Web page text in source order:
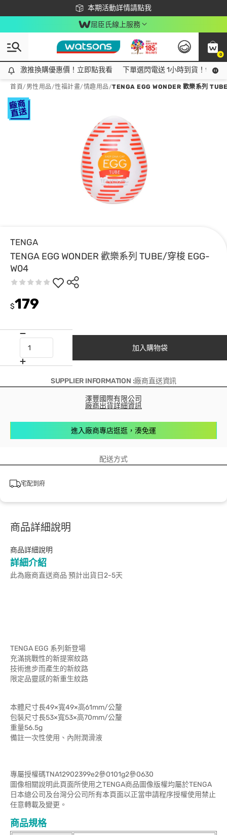
本期活動詳情請點我
下載app最高回饋$350
屈臣氏線上服務
0
激推換購優惠價！立即點我看
激推換購優惠價！立即點我看 下單選閃電送 1小時到貨！領神
首頁/ 男性用品/性福計畫/情趣用品/TENGA EGG WONDER 歡樂系列
TENGA
TENGA EGG WONDER 歡樂系列 TUBE/穿梭 EGG-
W04
$179
加入購物袋
SUPPLIER INFORMATION :廠商直送資訊
澤豐國際有限公司
廠商出貨詳細資訊
進入廠商專店逛逛，湊免運
配送方式
宅配到府
商品詳細說明
商品詳細說明
詳細介紹
此為廠商直送商品 預計出貨日2-5天
TENGA EGG 系列新登場
充滿挑戰性的新提案紋路
技術進步而產生的新紋路
限定品靈感的新重生紋路
本體尺寸長49×寬49×高61mm/公釐
包裝尺寸長53×寬53×高70mm/公釐
重量56.5g
備註一次性使用、內附潤滑液
專屬授權碼TNA12902399e2參0101g2參0630
圖像相關說明此頁面所使用之TENGA商品圖像版權均屬於TENGA
日本總公司及台灣分公司所有本頁面以正當申請程序授權使用禁止
任意轉載及變更。
商品規格